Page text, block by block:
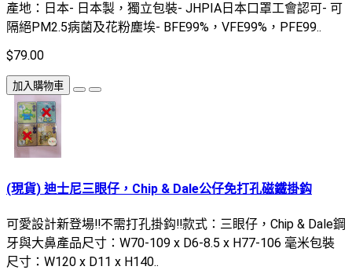
產地：日本- 日本製，獨立包裝- JHPIA日本口罩工會認可- 可
隔絕PM2.5病菌及花粉塵埃- BFE99%，VFE99%，PFE99..
$79.00
加入購物車
(現貨) 迪士尼三眼仔，Chip & Dale公仔免打孔磁鐵掛鈎
可愛設計新登場‼️不需打孔掛鈎‼️款式：三眼仔，Chip & Dale鋼
牙與大鼻產品尺寸：W70-109 x D6-8.5 x H77-106 毫米包裝
尺寸：W120 x D11 x H140..